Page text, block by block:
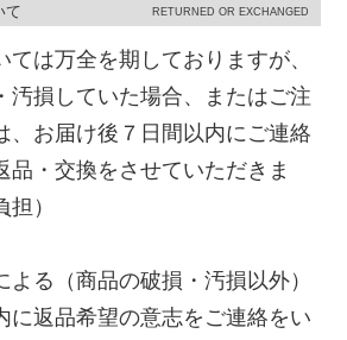
て RETURNED OR EXCHANGED
ては万全を期しておりますが、
汚損していた場合、またはご注
、お届け後７日間以内にご連絡
品・交換をさせていただきま
）
よる（商品の破損・汚損以外）
に返品希望の意志をご連絡をい